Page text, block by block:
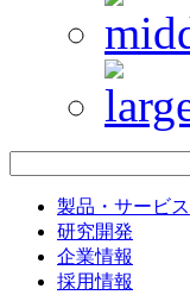
製品・サービス
研究開発
企業情報
採用情報